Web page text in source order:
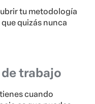
tu metodología
quizás nunca
trabajo
cuando